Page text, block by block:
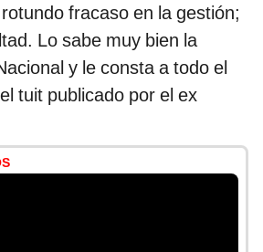
fracaso en la gestión;
Lo sabe muy bien la
y le consta a todo el
tuit publicado por el ex